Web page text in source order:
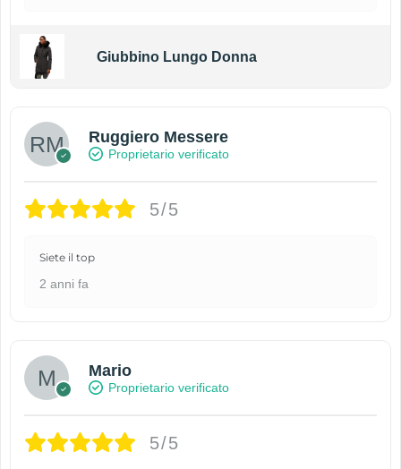
Giubbino Lungo Donna
Ruggiero Messere
Proprietario verificato
5/5
Siete il top
2 anni fa
Mario
Proprietario verificato
5/5